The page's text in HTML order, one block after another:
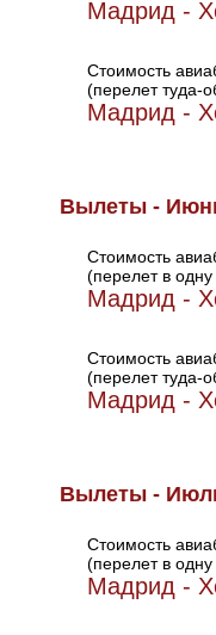
Мадрид -
Стоимость
(перелет туда-
Мадрид -
Вылеты -
Стоимость
(перелет в
Мадрид -
Стоимость
(перелет туда-
Мадрид -
Вылеты -
Стоимость
(перелет в
Мадрид -